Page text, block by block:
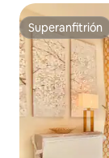
Superanfitrión
Superanfitrión